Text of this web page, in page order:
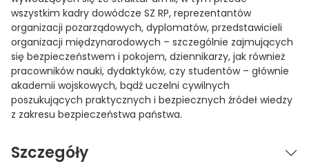
wszystkim kadry dowódcze SZ RP, reprezentantów
organizacji pozarządowych, dyplomatów, przedstawicieli
organizacji międzynarodowych – szczególnie zajmujących
się bezpieczeństwem i pokojem, dziennikarzy, jak również
pracowników nauki, dydaktyków, czy studentów – głównie
akademii wojskowych, bądź uczelni cywilnych
poszukujących praktycznych i bezpiecznych źródeł wiedzy
z zakresu bezpieczeństwa państwa.
Szczegóły